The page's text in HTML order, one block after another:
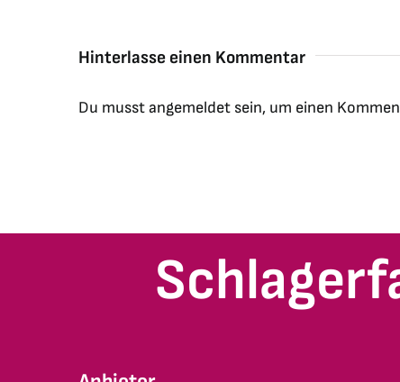
Hinterlasse einen Kommentar
Du musstangemeldet sein, um einen